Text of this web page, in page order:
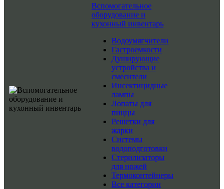
Вспомогательное
оборудование и
кухонный инвентарь
Водоумягчители
Гастроемкости
Душирующие
устройства и
смесители
Инсектицидные
лампы
Лопаты для
пиццы
Решетки для
жарки
Системы
водоподготовки
Стерилизаторы
для ножей
Термоконтейнеры
Все категории